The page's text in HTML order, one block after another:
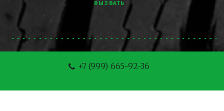
ВЫЗВАТЬ
+7 (999) 665-92-36